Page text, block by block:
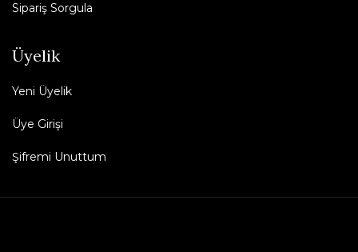
Sipariş Sorgula
Üyelik
Yeni Üyelik
Üye Girişi
Şifremi Unuttum